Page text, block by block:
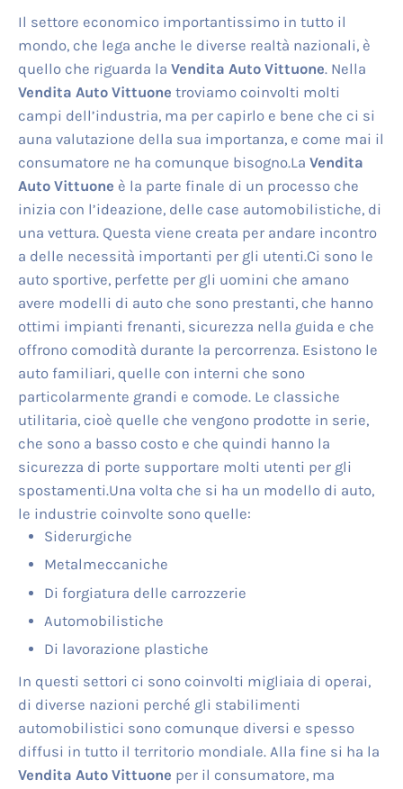
Il settore economico importantissimo in tutto il
mondo, che lega anche le diverse realtà nazionali, è
quello che riguarda la Vendita Auto Vittuone. Nella
Vendita Auto Vittuone troviamo coinvolti molti
campi dell’industria, ma per capirlo e bene che ci si
auna valutazione della sua importanza, e come mai il
consumatore ne ha comunque bisogno.La Vendita
Auto Vittuone è la parte finale di un processo che
inizia con l’ideazione, delle case automobilistiche, di
una vettura. Questa viene creata per andare incontro
a delle necessità importanti per gli utenti.Ci sono le
auto sportive, perfette per gli uomini che amano
avere modelli di auto che sono prestanti, che hanno
ottimi impianti frenanti, sicurezza nella guida e che
offrono comodità durante la percorrenza. Esistono le
auto familiari, quelle con interni che sono
particolarmente grandi e comode. Le classiche
utilitaria, cioè quelle che vengono prodotte in serie,
che sono a basso costo e che quindi hanno la
sicurezza di porte supportare molti utenti per gli
spostamenti.Una volta che si ha un modello di auto,
le industrie coinvolte sono quelle:
Siderurgiche
Metalmeccaniche
Di forgiatura delle carrozzerie
Automobilistiche
Di lavorazione plastiche
In questi settori ci sono coinvolti migliaia di operai,
di diverse nazioni perché gli stabilimenti
automobilistici sono comunque diversi e spesso
diffusi in tutto il territorio mondiale. Alla fine si ha la
Vendita Auto Vittuone per il consumatore, ma